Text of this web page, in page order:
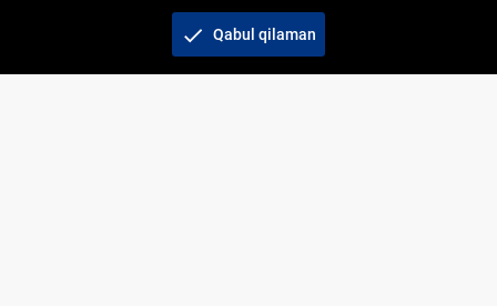
tashkil etish" AJ. Barcha huquqlar himoyalangan
check Qabul qilaman